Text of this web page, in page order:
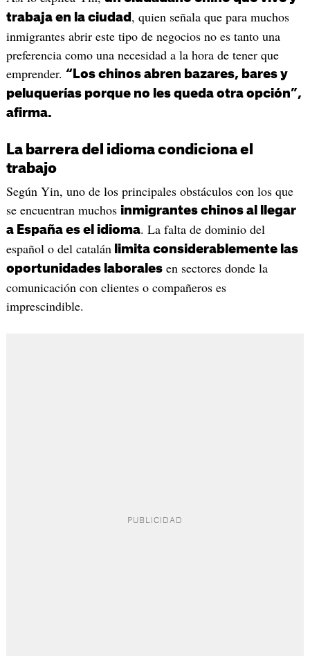
trabaja en la ciudad , quien señala que para muchos
inmigrantes abrir este tipo de negocios no es tanto una
preferencia como una necesidad a la hora de tener que
emprender. “Los chinos abren bazares, bares y
peluquerías porque no les queda otra opción”,
afirma.
La barrera del idioma condiciona el
trabajo
Según Yin, uno de los principales obstáculos con los que
se encuentran muchos inmigrantes chinos al llegar
a España es el idioma. La falta de dominio del
español o del catalán limita considerablemente las
oportunidades laboralesen sectores donde la
comunicación con clientes o compañeros es
imprescindible.